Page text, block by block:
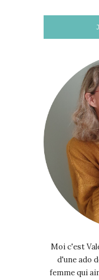
Moi c'est
d'une ado
femme qui